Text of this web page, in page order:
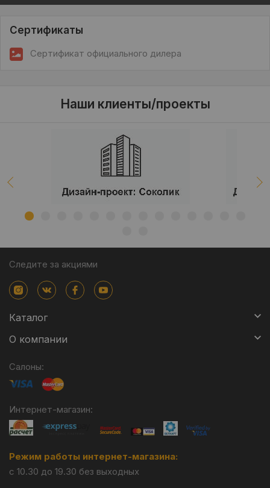
Сертификаты
Сертификат официального дилера
Наши клиенты/проекты
Следите за акциями
Каталог
О компании
Салоны:
Интернет-магазин:
Режим работы интернет-магазина:
с 10.30 до 19.30 без выходных